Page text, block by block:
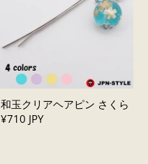
和玉クリアヘアピン さくら
¥710 JPY